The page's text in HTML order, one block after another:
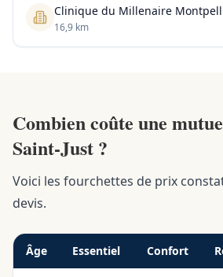
Clinique du Millenaire
16,9 km
Combien coûte une
Saint-Just ?
Voici les fourchettes de prix
devis.
Âge Essentiel Confort